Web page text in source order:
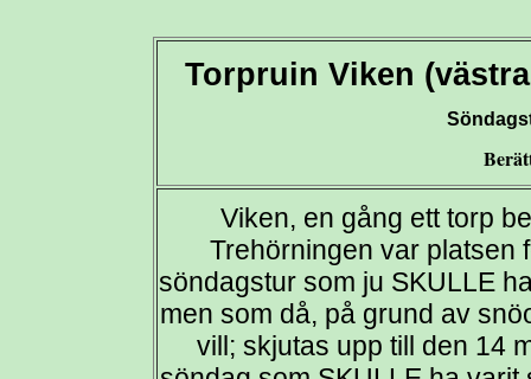
Torpruin Viken
Viken, en gång ett torp
Trehörningen var platsen
söndagstur som ju SKULLE
men som då, på grund av
vill; skjutas upp till den 14